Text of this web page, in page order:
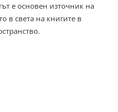
е основен източник на
в света на книгите в